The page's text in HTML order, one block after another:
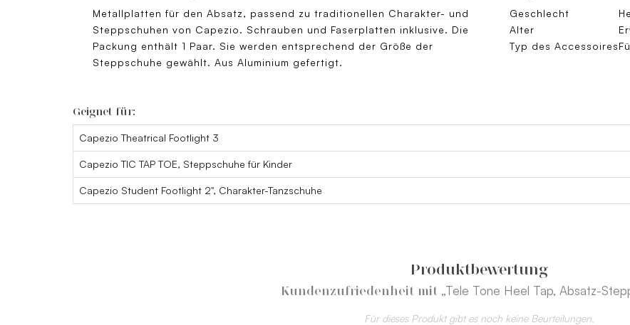
Metallplatten für den Absatz, passend zu traditionellen Charakter- und
Steppschuhen von Capezio. Schrauben und Faserplatten inklusive. Die
Packung enthält 1 Paar. Sie werden entsprechend der Größe der
Steppschuhe gewählt. Aus Aluminium gefertigt.
Geschlecht
Alter
Typ des Accessoires
Geignet für:
Capezio Theatrical Footlight 3
Capezio TIC TAP TOE, Steppschuhe für Kinder
Capezio Student Footlight 2", Charakter-Tanzschuhe
Produktbewertung
Kundenzufriedenheit mit „Tele Tone Heel Tap, Absatz-
Für dieses Produkt gibt es noch keine Beurteilungen.